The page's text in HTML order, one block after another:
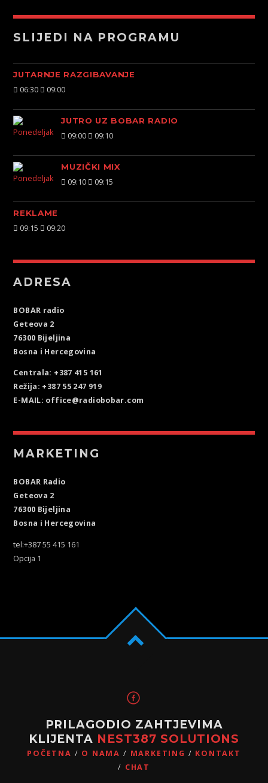
SLIJEDI NA PROGRAMU
JUTARNJE RAZGIBAVANJE
06:30 09:00
JUTRO UZ BOBAR RADIO
09:00 09:10
MUZIČKI MIX
09:10 09:15
REKLAME
09:15 09:20
ADRESA
BOBAR radio
Geteova 2
76300 Bijeljina
Bosna i Hercegovina
Centrala: +387 415 161
Režija: +387 55 247 919
E-MAIL: office@radiobobar.com
MARKETING
BOBAR Radio
Geteova 2
76300 Bijeljina
Bosna i Hercegovina
tel:+387 55 415 161
Opcija 1
PRILAGODIO ZAHTJEVIMA
KLIJENTA NEST387 SOLUTIONS
POČETNA O NAMA MARKETING
KONTAKT
CHAT